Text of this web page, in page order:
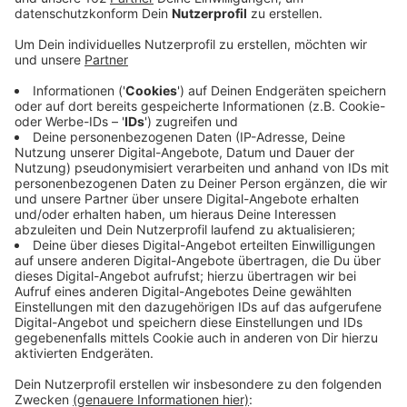
Anzeige
Das Hauptzollamt Duisburg, das auch für den Kreis
Wesel zuständig ist, hat im ersten Halbjahr des
vergangenen Jahres 565 Arbeitgeber in der Region
kontrolliert. Im Fokus der Fahnder waren dabei illegale
Beschäftigung, Sozialbetrug und Verstöße gegen
geltende Mindestlöhne. Allein 144 Baufirmen wurden
von der Finanzkontrolle Schwarzarbeit (FKS) des Zolls
besucht. Das teilt die IG BAU mit. 463 Verfahren
wurden wegen Ordnungswidrigkeiten eingeleitet und
rund 371.000 Euro Bußgelder verhängt. Die IG Bau will
den Kontrolldruck erhöhen und setzt sich dafür ein,
auffällig gewordene Firmen von der öffentlichen